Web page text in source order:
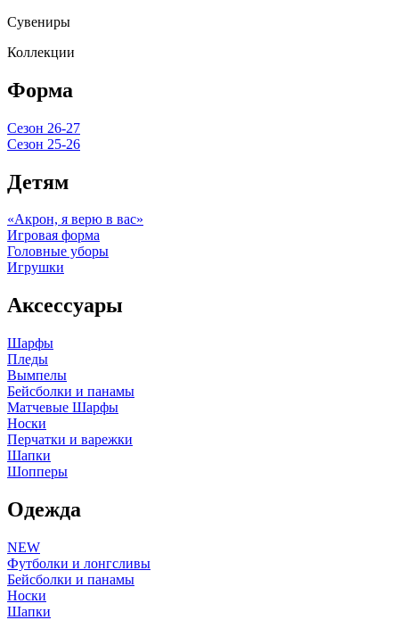
Сувениры
Коллекции
Форма
Сезон 26-27
Сезон 25-26
Детям
«Акрон, я верю в вас»
Игровая форма
Головные уборы
Игрушки
Аксессуары
Шарфы
Пледы
Вымпелы
Бейсболки и панамы
Матчевые Шарфы
Носки
Перчатки и варежки
Шапки
Шопперы
Одежда
NEW
Футболки и лонгсливы
Бейсболки и панамы
Носки
Шапки